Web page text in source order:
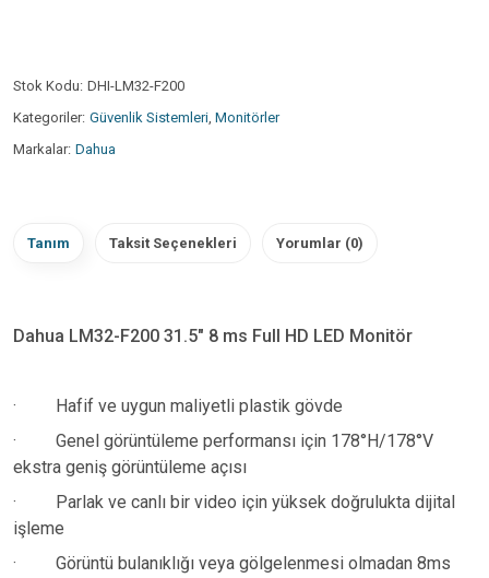
Stok Kodu: DHI-LM32-F200
Kategoriler: Güvenlik Sistemleri, Monitörler
Markalar: Dahua
Tanım Taksit Seçenekleri Yorumlar (0)
Dahua LM32-F200 31.5" 8 ms Full HD LED Monitör
·
Hafif ve uygun maliyetli plastik gövde
·
Genel görüntüleme performansı için 178°H/178°V
ekstra geniş görüntüleme açısı
·
Parlak ve canlı bir video için yüksek doğrulukta dijital
işleme
·
Görüntü bulanıklığı veya gölgelenmesi olmadan 8ms